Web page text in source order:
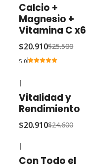
Calcio +
Magnesio +
Vitamina C x6
$20.910$25.500
5.0
|
Vitalidad y
Rendimiento
$20.910$24.600
|
Con Todo el